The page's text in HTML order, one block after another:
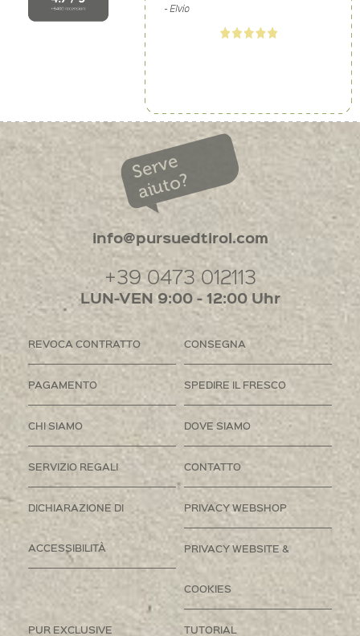
Serve
aiuto?
info@pursuedtirol.com
+39 0473 012113
LUN-VEN 9:00 - 12:00 Uhr
REVOCA CONTRATTO CONSEGNA
PAGAMENTO SPEDIRE IL FRESCO
CHI SIAMO DOVE SIAMO
SERVIZIO REGALI CONTATTO
DICHIARAZIONE DI
ACCESSIBILITÀ
PRIVACY WEBSHOP
PRIVACY WEBSITE &
COOKIES
PUR EXCLUSIVE TUTORIAL